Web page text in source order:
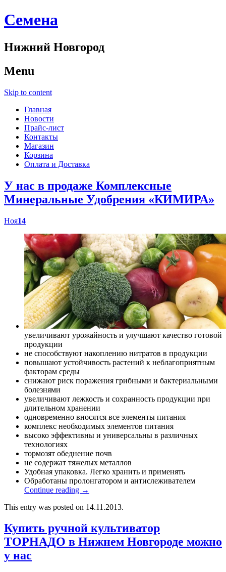
Cемена
Нижний Новгород
Menu
Skip to content
Главная
Новости
Прайс-лист
Контакты
Магазин
Корзина
Оплата и Доставка
У нас в продаже Комплексные
Минеральные Удобрения «КИМИРА»
Ноя14
увеличивают урожайность и улучшают качество готовой
продукции
не способствуют накоплению нитратов в продукции
повышают устойчивость растений к неблагоприятным
факторам среды
снижают риск поражения грибными и бактериальными
болезнями
увеличивают лежкость и сохранность продукции при
длительном хранении
одновременно вносятся все элементы питания
комплекс необходимых элементов питания
высоко эффективны и универсальны в различных
технологиях
тормозят обеднение почв
не содержат тяжелых металлов
Удобная упаковка. Легко хранить и применять
Обработаны пролонгатором и антислеживателем
Continue reading →
This entry was posted on 14.11.2013.
Купить ручной культиватор
ТОРНАДО в Нижнем Новгороде можно
у нас